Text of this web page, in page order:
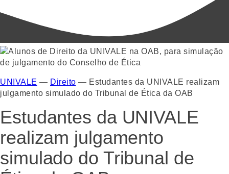
UNIVALE — Direito — Estudantes da UNIVALE realizam
julgamento simulado do Tribunal de Ética da OAB
Estudantes da UNIVALE
realizam julgamento
simulado do Tribunal de